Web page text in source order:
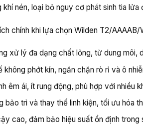
khí nén, loại bỏ nguy cơ phát sinh tia
chính khi lựa chọn Wilden T2/
xử lý đa dạng chất lỏng, từ dung môi,
không phớt kín, ngăn chặn rò rỉ và ô
êm ái, ít rung động, phù hợp với nhiều
bảo trì và thay thế linh kiện, tối ưu hóa
cao, đảm bảo hiệu suất ổn định trong